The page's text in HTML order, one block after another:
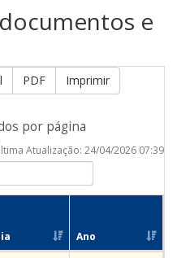
e
PDF Imprimir
por página
Atualização: 24/04/2026 07:39
Ano